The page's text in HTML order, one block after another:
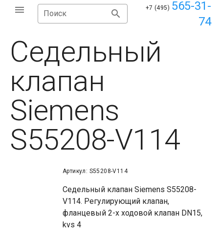
Поиск
+7 (495) 565-31-
74
Седельный
клапан
Siemens
S55208-V114
Артикул: S55208-V114
Седельный клапан Siemens S55208-
V114. Регулирующий клапан,
фланцевый 2-х ходовой клапан DN15,
kvs 4